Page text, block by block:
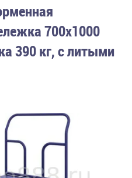
700x1000
390 кг, с литыми